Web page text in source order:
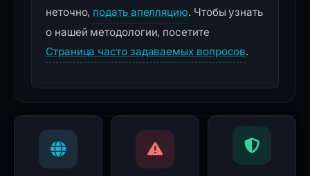
неточно, подать апелляцию. Чтобы узнать
о нашей методологии, посетите
Страница часто задаваемых вопросов.